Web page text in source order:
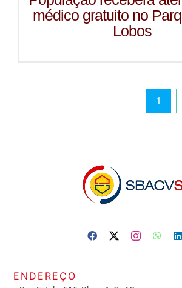
médico gratuito no
Lobos
1
ENDEREÇO